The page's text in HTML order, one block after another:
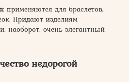
: применяются для браслетов,
Придают изделиям
наоборот, очень элегантный
недорогой